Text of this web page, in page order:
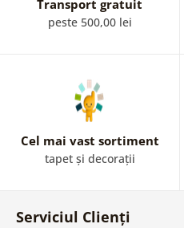
Transport gratuit
peste 500,00 lei
Cel mai vast sortiment
tapet și decorații
Serviciul Clienți